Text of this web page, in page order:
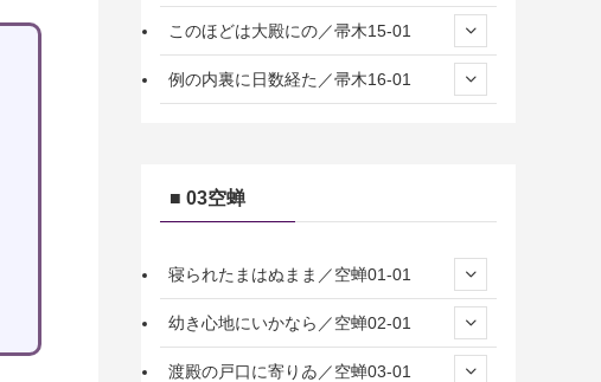
このほどは大殿にの／帚木15-01
例の内裏に日数経た／帚木16-01
■ 03空蝉
寝られたまはぬまま／空蝉01-01
幼き心地にいかなら／空蝉02-01
渡殿の戸口に寄りゐ／空蝉03-01